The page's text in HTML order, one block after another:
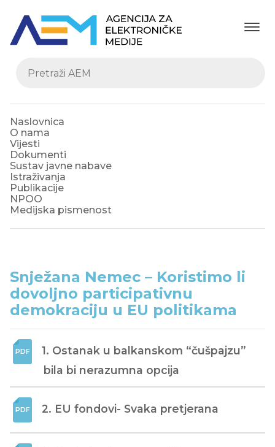
Naslovnica
O nama
Vijesti
Dokumenti
Sustav javne nabave
Istraživanja
Publikacije
NPOO
Medijska pismenost
Snježana Nemec – Koristimo li
dovoljno participativnu
demokraciju u EU politikama
1. Ostanak u balkanskom “čušpajzu”
bila bi nerazumna opcija
2. EU fondovi- Svaka pretjerana